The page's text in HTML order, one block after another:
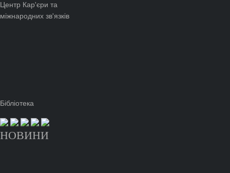
Центр Кар'єри та
міжнародних зв'язків
Бібліотека
НОВИНИ